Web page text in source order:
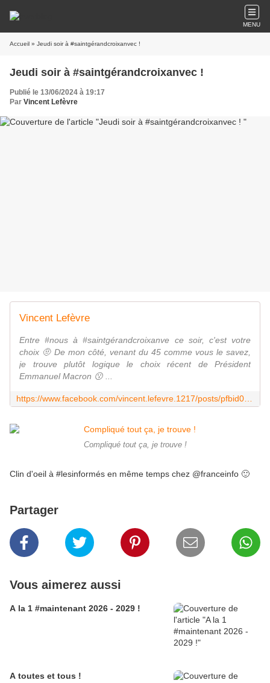
MENU
Accueil » Jeudi soir à #saintgérandcroixanvec !
Jeudi soir à #saintgérandcroixanvec !
Publié le 13/06/2024 à 19:17
Par Vincent Lefèvre
Vincent Lefèvre
Entre #nous à #saintgérandcroixanve ce soir, c'est votre
choix 🤨 De mon côté, venant du 45 comme vous le savez,
je trouve plutôt logique le choix récent de Président
Emmanuel Macron 😗 ...
Compliqué tout ça, je trouve !
Clin d'oeil à #lesinformés en même temps chez @franceinfo 🙂
Partager
Vous aimerez aussi
A la 1 #maintenant 2026 - 2029 !
A toutes et tous !